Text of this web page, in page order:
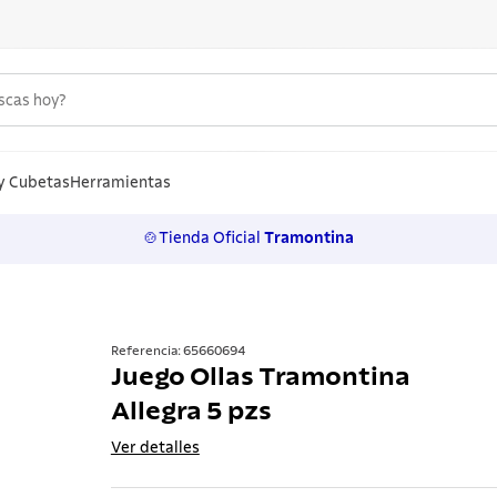
Cubetas Herramientas
🍲Tienda Oficial Tramontina
Referencia:65660694
Juego Ollas Tramontina
Allegra 5 pzs
Ver detalles